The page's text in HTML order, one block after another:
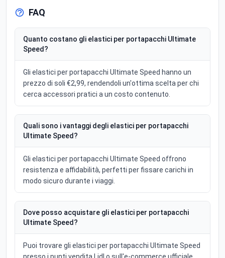
FAQ
Quanto costano gli elastici per portapacchi Ultimate
Speed?
Gli elastici per portapacchi Ultimate Speed hanno un
prezzo di soli €2,99, rendendoli un'ottima scelta per chi
cerca accessori pratici a un costo contenuto.
Quali sono i vantaggi degli elastici per portapacchi
Ultimate Speed?
Gli elastici per portapacchi Ultimate Speed offrono
resistenza e affidabilità, perfetti per fissare carichi in
modo sicuro durante i viaggi.
Dove posso acquistare gli elastici per portapacchi
Ultimate Speed?
Puoi trovare gli elastici per portapacchi Ultimate Speed